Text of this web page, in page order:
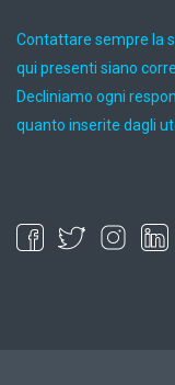
Contattare sempre la
qui presenti siano
Decliniamo ogni
quanto inserite dagli